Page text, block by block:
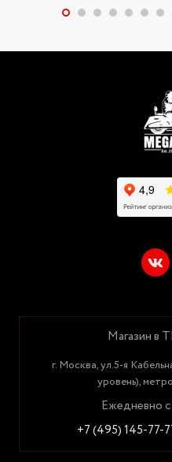
Магазин в
г. Москва, ул.5-я
уровень),
Ежедневно
+7 (495) 145-77-